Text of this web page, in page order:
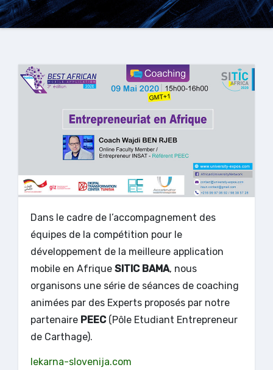
Dans le cadre de l’accompagnement des
équipes de la compétition pour le
développement de la meilleure application
mobile en Afrique SITIC BAMA, nous
organisons une série de séances de coaching
animées par des Experts proposés par notre
partenaire PEEC (Pôle Etudiant Entrepreneur
de Carthage).
lekarna-slovenija.com